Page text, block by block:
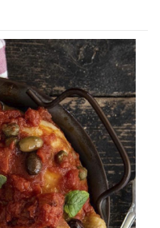
insieme allo zucchero.
la farina,
il composto. Unite
15 minuti fino ad
una palla e
unta d` olio